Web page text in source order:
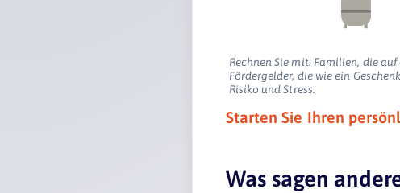
Rechnen Sie mit: Familien, die
Fördergelder, die wie ein
Risiko und Stress.
Starten Sie Ihren
Was sagen